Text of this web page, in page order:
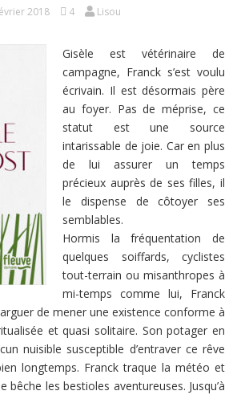
2018 4 Lisou
Gisèle est vétérinaire de
campagne, Franck s’est voulu
écrivain. Il est désormais père
au foyer. Pas de méprise, ce
statut est une source
intarissable de joie. Car en plus
de lui assurer un temps
précieux auprès de ses filles, il
le dispense de côtoyer ses
semblables.
Hormis la fréquentation de
quelques soiffards, cyclistes
tout-terrain ou misanthropes à
mi-temps comme lui, Franck
de mener une existence conforme à
et quasi solitaire. Son potager en
nuisible susceptible d’entraver ce rêve
longtemps. Franck traque la météo et
bêche les bestioles aventureuses. Jusqu’à